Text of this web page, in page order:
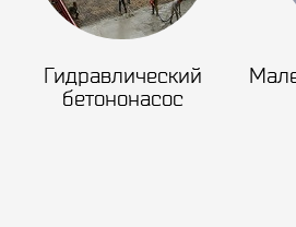
Гидравлический
бетононасос